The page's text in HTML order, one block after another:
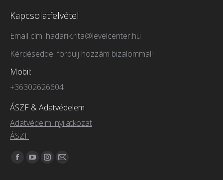
Kapcsolatfelvétel
Email cím: hadarik.rita@levelcenter.hu
Kérdéseddel fordulj hozzám bizalommal!
Mobil:
+36302626604
ÁSZF & Adatvédelem
Adatvédelmi nyilatkozat
ÁSZF
Itt vagyunk elérhetőek:
FacebookYouTube
Instagram
Mail